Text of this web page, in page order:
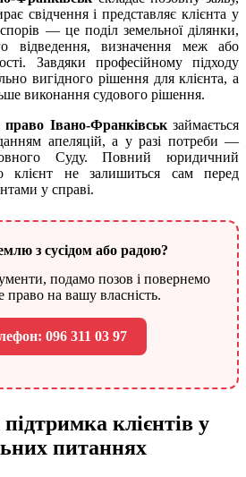
свідчення і представляє клієнта у
спорів — це поділ земельної ділянки,
відведення, визначення меж або
Завдяки професійному підходу
вигідного рішення для клієнта, а
виконання судового рішення.
Івано-Франківськзаймається
апеляцій, а у разі потреби —
Суду. Повний юридичний
клієнт не залишиться сам перед
у справі.
з сусідом або радою?
подамо позов і повернемо
право на вашу власність.
096 311 03 97
клієнтів у
питаннях